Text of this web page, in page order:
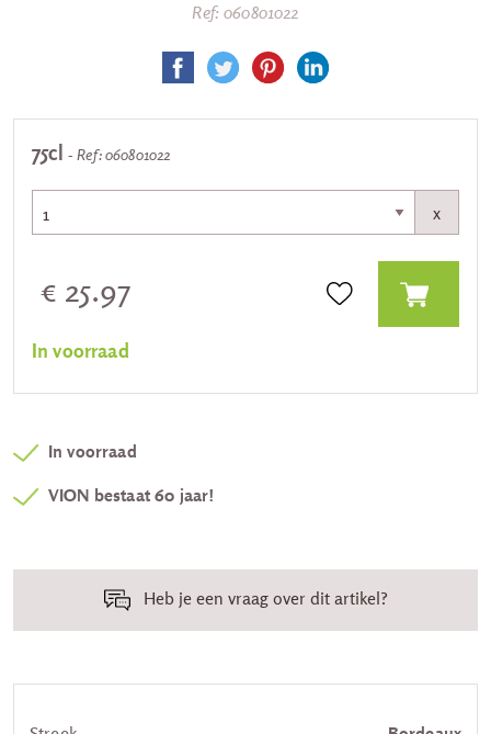
Ref: 060801022
75cl - Ref: 060801022
x
€ 25.97
In voorraad
In voorraad
VION bestaat 60 jaar!
Heb je een vraag over dit artikel?